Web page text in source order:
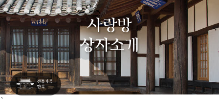
`
사랑방
상자소개